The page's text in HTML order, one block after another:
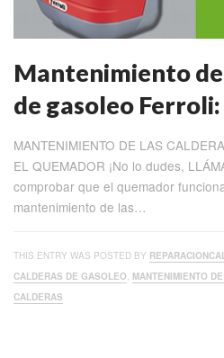
Mantenimiento
de gasoleo
MANTENIMIENTO DE LAS
EL QUEMADOR ¡No lo dudes,
comprobar que el quemador
mantenimiento de las…
THIS ENTRY WAS POSTED BY
CALDERAS DE GASOLEO, MANTENIMIENTO
CALDERAS